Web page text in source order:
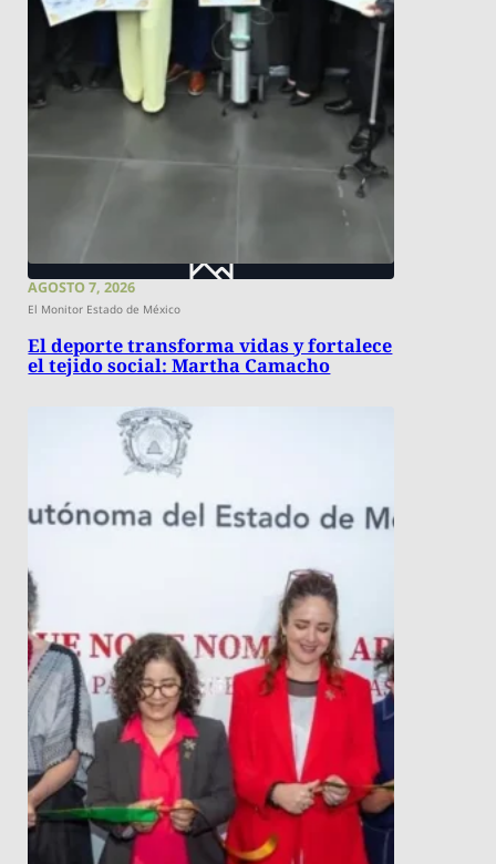
AGOSTO 7, 2026
El Monitor Estado de México
El deporte transforma vidas y fortalece
el tejido social: Martha Camacho